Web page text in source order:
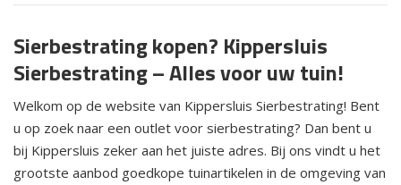
Sierbestrating kopen? Kippersluis
Sierbestrating – Alles voor uw tuin!
Welkom op de website van Kippersluis Sierbestrating! Bent
u op zoek naar een outlet voor sierbestrating? Dan bent u
bij Kippersluis zeker aan het juiste adres. Bij ons vindt u het
grootste aanbod goedkope tuinartikelen in de omgeving van